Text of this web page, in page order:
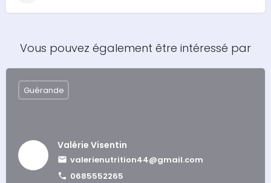
Vous pouvez également être intéressé par
Valérie Visentin
valerienutrition44@gmail.com
0685552265
Guérande